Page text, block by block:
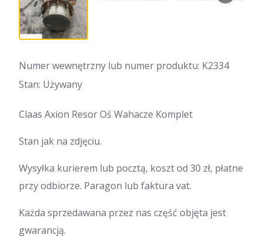
Numer wewnętrzny lub numer produktu: K2334
Stan: Używany
Claas Axion Resor Oś Wahacze Komplet
Stan jak na zdjęciu.
Wysyłka kurierem lub pocztą, koszt od 30 zł, płatne
przy odbiorze. Paragon lub faktura vat.
Każda sprzedawana przez nas część objęta jest
gwarancją.